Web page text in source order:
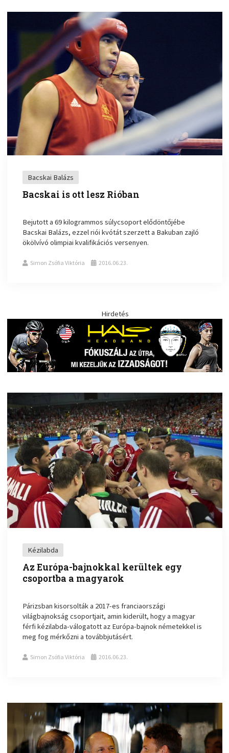
Bacskai Balázs
Bacskai is ott lesz Rióban
Bejutott a 69 kilogrammos súlycsoport elődöntőjébe
Bacskai Balázs, ezzel riói kvótát szerzett a Bakuban zajló
ökölvívó olimpiai kvalifikációs versenyen.
Simon Zsófia Viktória 2016.06.23.
Hirdetés
Kézilabda
Az Európa-bajnokkal kerültek egy
csoportba a magyarok
Párizsban kisorsolták a 2017-es franciaországi
világbajnokság csoportjait, amin kiderült, hogy a magyar
férfi kézilabda-válogatott az Európa-bajnok németekkel is
meg fog mérkőzni a továbbjutásért.
Simon Zsófia Viktória 2016.06.23.